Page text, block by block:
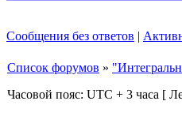
Сообщения без ответов |
Список форумов »
Часовой пояс: UTC + 3 часа [